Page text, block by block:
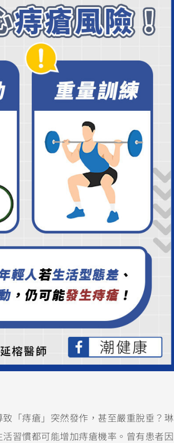
「痔瘡」突然發作，甚至嚴重脫垂？琳
習慣都可能增加痔瘡機率。曾有患者因